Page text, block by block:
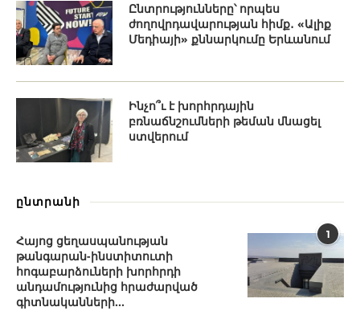
Ընտրությունները՝ որպես
ժողովրդավարության հիմք․ «Ալիք
Մեդիայի» քննարկումը Երևանում
Ինչո՞ւ է խորհրդային
բռնաճնշումների թեման մնացել
ստվերում
ընտրանի
1
Հայոց ցեղասպանության
թանգարան-ինստիտուտի
հոգաբարձուների խորհրդի
անդամությունից հրաժարված
գիտնականների...